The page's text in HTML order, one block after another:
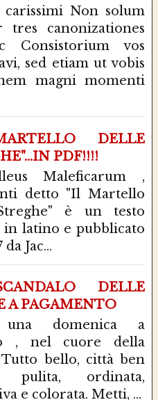
carissimi Non solum
tres canonizationes
Consistorium vos
sed etiam ut vobis
magni momenti
DELLE
PDF!!!!
Maleficarum ,
detto "Il Martello
è un testo
in latino e pubblicato
Jac...
DELLE
A PAGAMENTO
domenica a
, nel cuore della
Tutto bello, città ben
pulita, ordinata,
e colorata. Metti, ...